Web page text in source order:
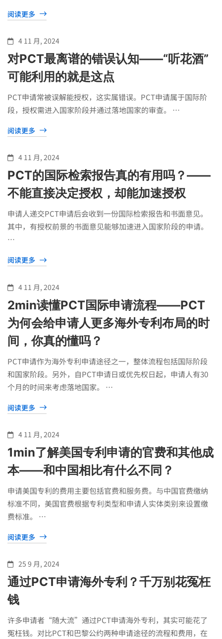
阅读更多
4 11 月, 2024
对PCT最离谱的错误认知——“听花酒”
可能利用的就是这点
PCT申请常被误解能授权，这实属错误。PCT申请属于国际阶
段，授权需进入国家阶段并通过落地国家的审查。 …
阅读更多
4 11 月, 2024
PCT的国际检索报告真的有用吗？——
不能直接决定授权，却能加速授权
申请人递交PCT申请后会收到一份国际检索报告和书面意见。
其中，有授权前景的书面意见能够加速进入国家阶段的申请。
…
阅读更多
4 11 月, 2024
2min读懂PCT国际申请流程——PCT
为何会给申请人更多海外专利布局的时
间，你真的懂吗？
PCT申请作为海外专利申请途径之一，整体流程包括国际阶段
和国家阶段。另外，自PCT申请日或优先权日起，申请人有30
个月的时间来考虑落地国家。 …
阅读更多
4 11 月, 2024
1min了解美国专利申请的官费和其他成
本——和中国相比有什么不同？
申请美国专利的费用主要包括官费和服务费。与中国官费缴纳
标准不同，美国官费根据专利类型和申请人实体类别来设置缴
费标准。 …
阅读更多
25 9 月, 2024
通过PCT申请海外专利？千万别花冤枉
钱
许多申请者“随大流”通过PCT申请海外专利，其实可能花了
冤枉钱。对比PCT和巴黎公约两种申请途径的流程和费用，在